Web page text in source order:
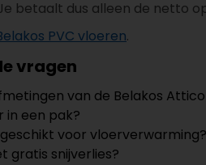
betaalt dus alleen de netto
PVC vloeren.
vragen
van de Belakos
in een pak?
voor vloerverwarming?
gratis snijverlies?